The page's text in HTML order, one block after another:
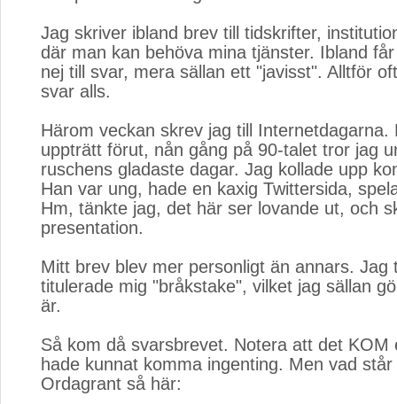
Jag skriver ibland brev till tidskrifter,
där man kan behöva mina tjänster. Ibland
nej till svar, mera sällan ett "javisst". Alltför
svar alls.
Härom veckan skrev jag till Internetdagarna.
uppträtt förut, nån gång på 90-talet tror jag
ruschens gladaste dagar. Jag kollade upp
Han var ung, hade en kaxig Twittersida,
Hm, tänkte jag, det här ser lovande ut, och
presentation.
Mitt brev blev mer personligt än annars. Jag
titulerade mig "bråkstake", vilket jag sällan
är.
Så kom då svarsbrevet. Notera att det KOM
hade kunnat komma ingenting. Men vad
Ordagrant så här: